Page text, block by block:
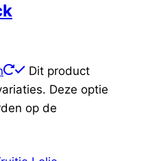
Dit product
Deze optie
op de